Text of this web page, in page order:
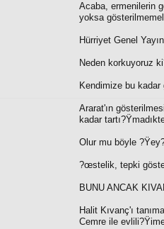
Acaba, ermenilerin
yoksa
Hürriyet Genel
Neden korkuyoruz
Kendimize bu
Ararat'ın
kadar
Olur mu böyle
?œstelik, tepki
BUNU ANCAK
Halit Kıvanç'ı
Cemre ile